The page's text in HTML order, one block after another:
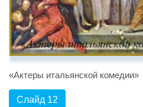
«Актеры итальянской комедии»
Слайд 12